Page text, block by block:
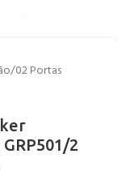
/02 Portas
2